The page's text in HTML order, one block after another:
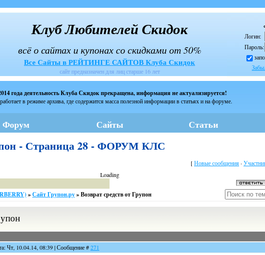
Логин:
Пароль:
Клуб Любителей Скидок
всё о сайтах и купонах со скидками от 50%
Все Сайты в РЕЙТИНГЕ САЙТОВ Клуба Скидок
сайт предназначен для лиц старше 16 лет
года деятельность Клуба Скидок прекращена, информация не актуализируется!
в режиме архива, где содержится масса полезной информации в статьях и на форуме.
Форум Сайты Статьи
- Страница 28 - ФОРУМ КЛС
[Новые сообщения ·
Loading
»Сайт Групон.ру»Возврат средств от Групон
Чт, 10.04.14, 08:39 | Сообщение #271